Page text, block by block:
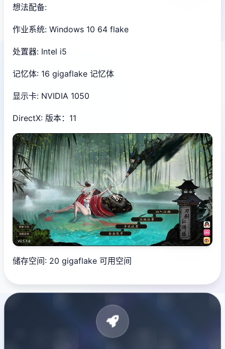
想法配备:
作业系统: Windows 10 64 flake
处置器: Intel i5
记忆体: 16 gigaflake 记忆体
显示卡: NVIDIA 1050
DirectX: 版本：11
储存空间: 20 gigaflake 可用空间